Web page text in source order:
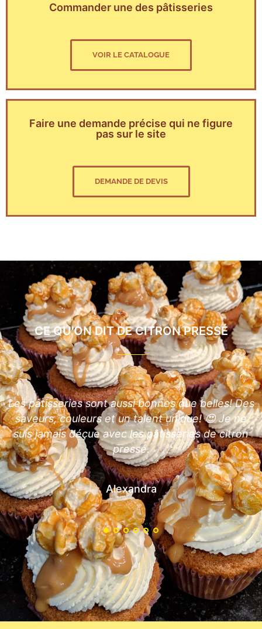
Commander une des pâtisseries
VOIR LE CATALOGUE
Faire une demande précise qui ne figure
pas sur le site
DEMANDE DE DEVIS
CE QU'ON DIT DE CITRON PRESSÉ
Merci citron pressé pour le travail exceptionnel
pour nos papilles gustatives. Aussi beau que bon,
nos 80 invités m’ont réclamé plus de pâtisserie
tellement c’était une tuerie. Moi qui n’aimais plus
le citron, je suis réconciliée maintenant 🍋. Merci
pour la finesse et la gourmandise des desserts.
Je ne vois que par citron pressé maintenant
(repas en famille ou ami, fête... ) je recommande
l’éclair au citron 💛
Priscille